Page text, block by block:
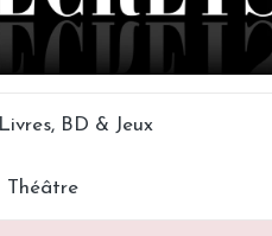
Livres, BD & Jeux
Théâtre